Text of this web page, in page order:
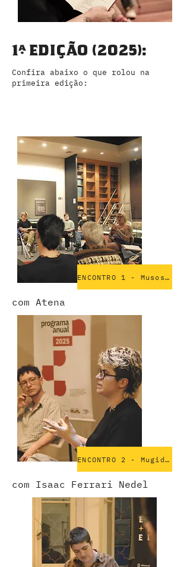
1ª EDIÇÃO (2025):
Confira abaixo o que rolou na
primeira edição:
ENCONTRO 1 - Musos
com Atena
ENCONTRO 2 - Mugido
com Isaac Ferrari Nedel